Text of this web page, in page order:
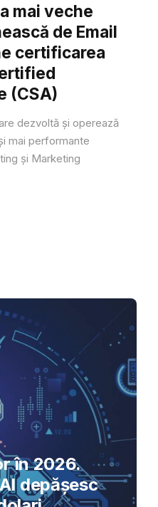
mai veche
de Email
certificarea
(CSA)
dezvoltă și operează
mai performante
și Marketing
în 2026.
depășesc